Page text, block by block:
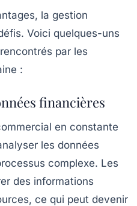
la gestion
Voici quelques-uns
par les
:
financières
en constante
les données
complexe. Les
des informations
ce qui peut devenir